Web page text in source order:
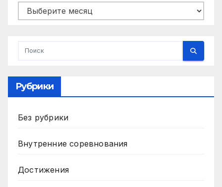
Архивы
Рубрики
Без рубрики
Внутренние соревнования
Достижения